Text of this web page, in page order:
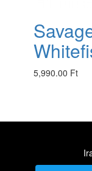
5,990.00 Ft